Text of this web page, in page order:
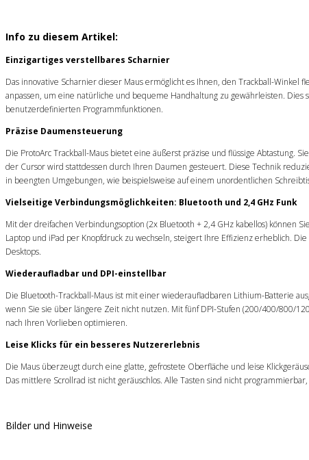
Info zu diesem Artikel:
Einzigartiges verstellbares Scharnier
Das innovative Scharnier dieser Maus ermöglicht es Ihnen, den Trackball-Winkel
anpassen, um eine natürliche und bequeme Handhaltung zu gewährleisten.
benutzerdefinierten Programmfunktionen.
Präzise Daumensteuerung
Die ProtoArc Trackball-Maus bietet eine äußerst präzise und flüssige Abtastung.
der Cursor wird stattdessen durch Ihren Daumen gesteuert. Diese Technik
in beengten Umgebungen, wie beispielsweise auf einem unordentlichen
Vielseitige Verbindungsmöglichkeiten: Bluetooth und 2,4 GHz Funk
Mit der dreifachen Verbindungsoption (2x Bluetooth + 2,4 GHz kabellos) können
Laptop und iPad per Knopfdruck zu wechseln, steigert Ihre Effizienz erheblich.
Desktops.
Wiederaufladbar und DPI-einstellbar
Die Bluetooth-Trackball-Maus ist mit einer wiederaufladbaren Lithium-Batterie
wenn Sie sie über längere Zeit nicht nutzen. Mit fünf DPI-Stufen (200/400/800/
nach Ihren Vorlieben optimieren.
Leise Klicks für ein besseres Nutzererlebnis
Die Maus überzeugt durch eine glatte, gefrostete Oberfläche und leise
Das mittlere Scrollrad ist nicht geräuschlos. Alle Tasten sind nicht
Bilder und Hinweise